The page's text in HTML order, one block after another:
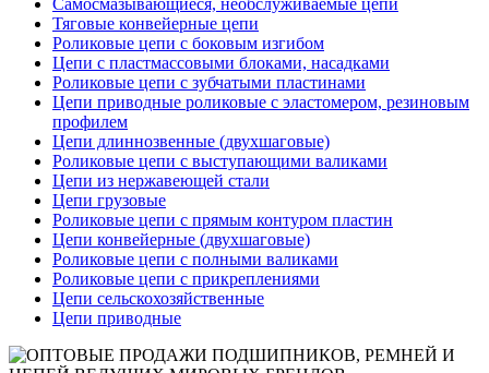
Самосмазывающиеся, необслуживаемые цепи
Тяговые конвейерные цепи
Роликовые цепи с боковым изгибом
Цепи с пластмассовыми блоками, насадками
Роликовые цепи с зубчатыми пластинами
Цепи приводные роликовые с эластомером, резиновым
профилем
Цепи длиннозвенные (двухшаговые)
Роликовые цепи с выступающими валиками
Цепи из нержавеющей стали
Цепи грузовые
Роликовые цепи с прямым контуром пластин
Цепи конвейерные (двухшаговые)
Роликовые цепи с полными валиками
Роликовые цепи с прикреплениями
Цепи сельскохозяйственные
Цепи приводные